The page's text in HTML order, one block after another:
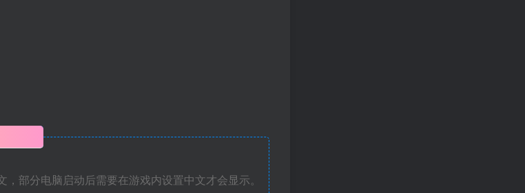
部分电脑启动后需要在游戏内设置中文才会显示。